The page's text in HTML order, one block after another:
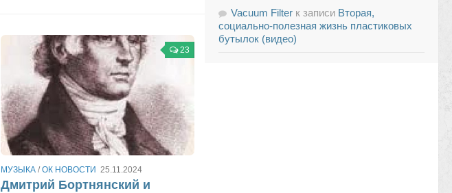
23
МУЗЫКА /ОК НОВОСТИ 25.11.2024
Дмитрий Бортнянский и
Vacuum Filter к записи Вторая,
социально-полезная жизнь пластиковых
бутылок (видео)